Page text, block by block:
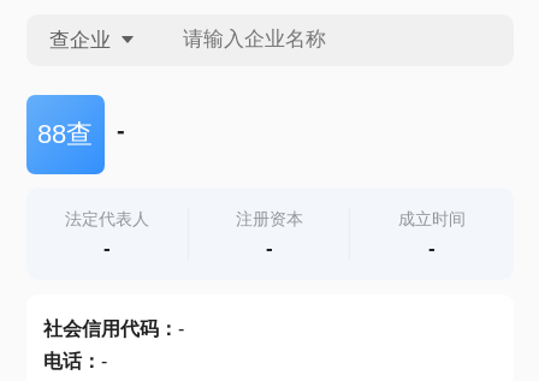
查企业
查企业
查产地
88查 -
法定代表人
-
注册资本
-
成立时间
-
社会信用代码： -
电话： -